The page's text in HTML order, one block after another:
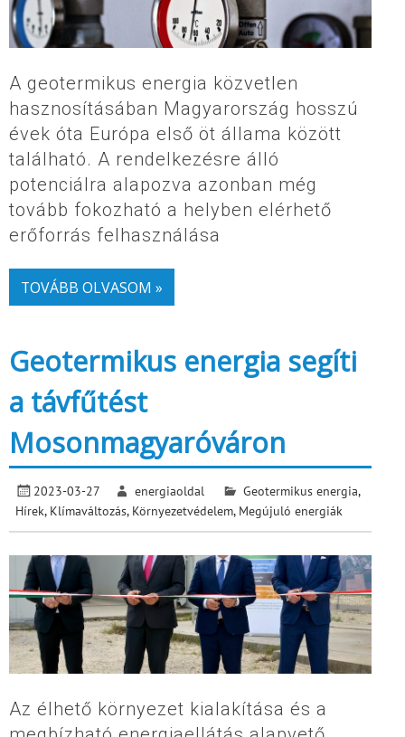
A geotermikus energia közvetlen
hasznosításában Magyarország hosszú
évek óta Európa első öt állama között
található. A rendelkezésre álló
potenciálra alapozva azonban még
tovább fokozható a helyben elérhető
erőforrás felhasználása
TOVÁBB OLVASOM »
Geotermikus energia segíti
a távfűtést
Mosonmagyaróváron
2023-03-27 energiaoldal Geotermikus energia,
Hírek, Klímaváltozás, Környezetvédelem, Megújuló energiák
Az élhető környezet kialakítása és a